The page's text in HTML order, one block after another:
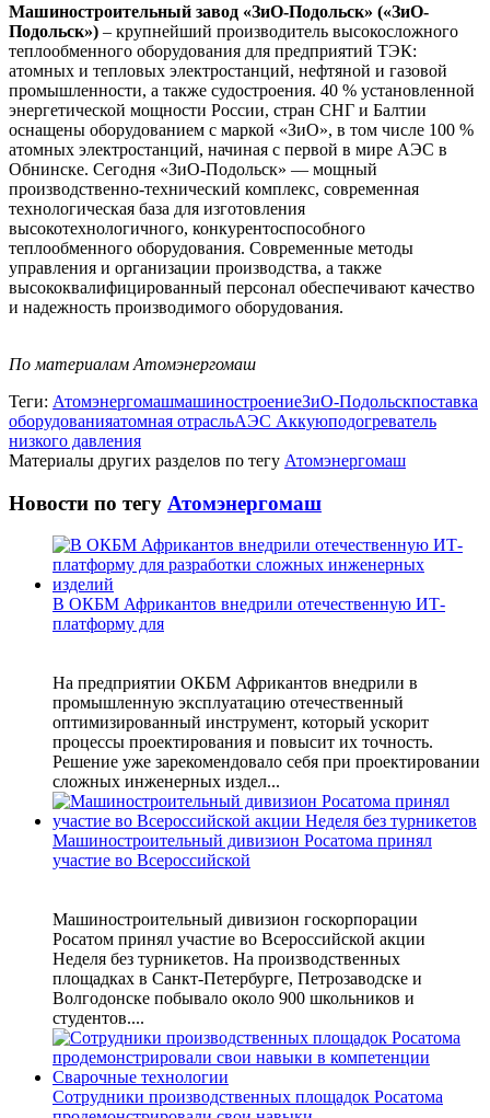
Машиностроительный завод «ЗиО-Подольск» («ЗиО-
Подольск») – крупнейший производитель высокосложного
теплообменного оборудования для предприятий ТЭК:
атомных и тепловых электростанций, нефтяной и газовой
промышленности, а также судостроения. 40 % установленной
энергетической мощности России, стран СНГ и Балтии
оснащены оборудованием с маркой «ЗиО», в том числе 100 %
атомных электростанций, начиная с первой в мире АЭС в
Обнинске. Сегодня «ЗиО-Подольск» — мощный
производственно-технический комплекс, современная
технологическая база для изготовления
высокотехнологичного, конкурентоспособного
теплообменного оборудования. Современные методы
управления и организации производства, а также
высококвалифицированный персонал обеспечивают качество
и надежность производимого оборудования.
По материалам Атомэнергомаш
Теги: АтомэнергомашмашиностроениеЗиО-Подольскпоставка
оборудованияатомная отрасльАЭС Аккуюподогреватель
низкого давления
Материалы других разделов по тегу Атомэнергомаш
Новости по тегу Атомэнергомаш
В ОКБМ Африкантов внедрили отечественную ИТ-
платформу для
На предприятии ОКБМ Африкантов внедрили в
промышленную эксплуатацию отечественный
оптимизированный инструмент, который ускорит
процессы проектирования и повысит их точность.
Решение уже зарекомендовало себя при проектировании
сложных инженерных издел...
Машиностроительный дивизион Росатома принял
участие во Всероссийской
Машиностроительный дивизион госкорпорации
Росатом принял участие во Всероссийской акции
Неделя без турникетов. На производственных
площадках в Санкт-Петербурге, Петрозаводске и
Волгодонске побывало около 900 школьников и
студентов....
Сотрудники производственных площадок Росатома